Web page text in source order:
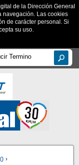
de la Dirección General
navegación. Las cookies
de carácter personal. Si
su uso.